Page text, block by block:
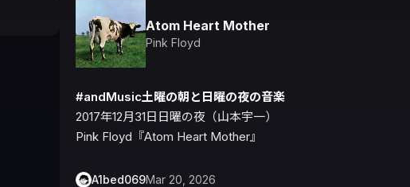
Atom Heart Mother
Pink Floyd
#andMusic土曜の朝と日曜の夜の音楽
2017年12月31日日曜の夜（山本宇一）
Pink Floyd『Atom Heart Mother』
A1bed069Mar 20, 2026